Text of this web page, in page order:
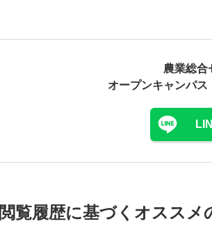
農業総合
オープンキャンパス
閲覧履歴に基づく オススメ